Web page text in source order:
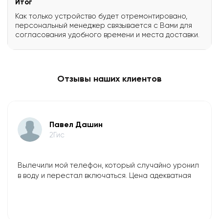
Как только устройство будет отремонтировано,
персональный менеджер связывается с Вами для
согласования удобного времени и места доставки.
Отзывы наших клиентов
​Павел Дашин
2Гис
Вылечили мой телефон, который случайно уронил
в воду и перестал включаться. Цена адекватная